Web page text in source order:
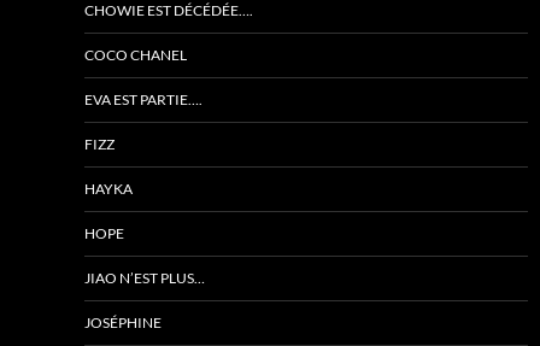
CHOWIE EST DÉCÉDÉE….
COCO CHANEL
EVA EST PARTIE….
FIZZ
HAYKA
HOPE
JIAO N’EST PLUS…
JOSÉPHINE